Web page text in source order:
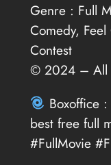
Genre : Full
Comedy,
Contest
© 2024 – All
Boxoffice
best free full
#FullMovie